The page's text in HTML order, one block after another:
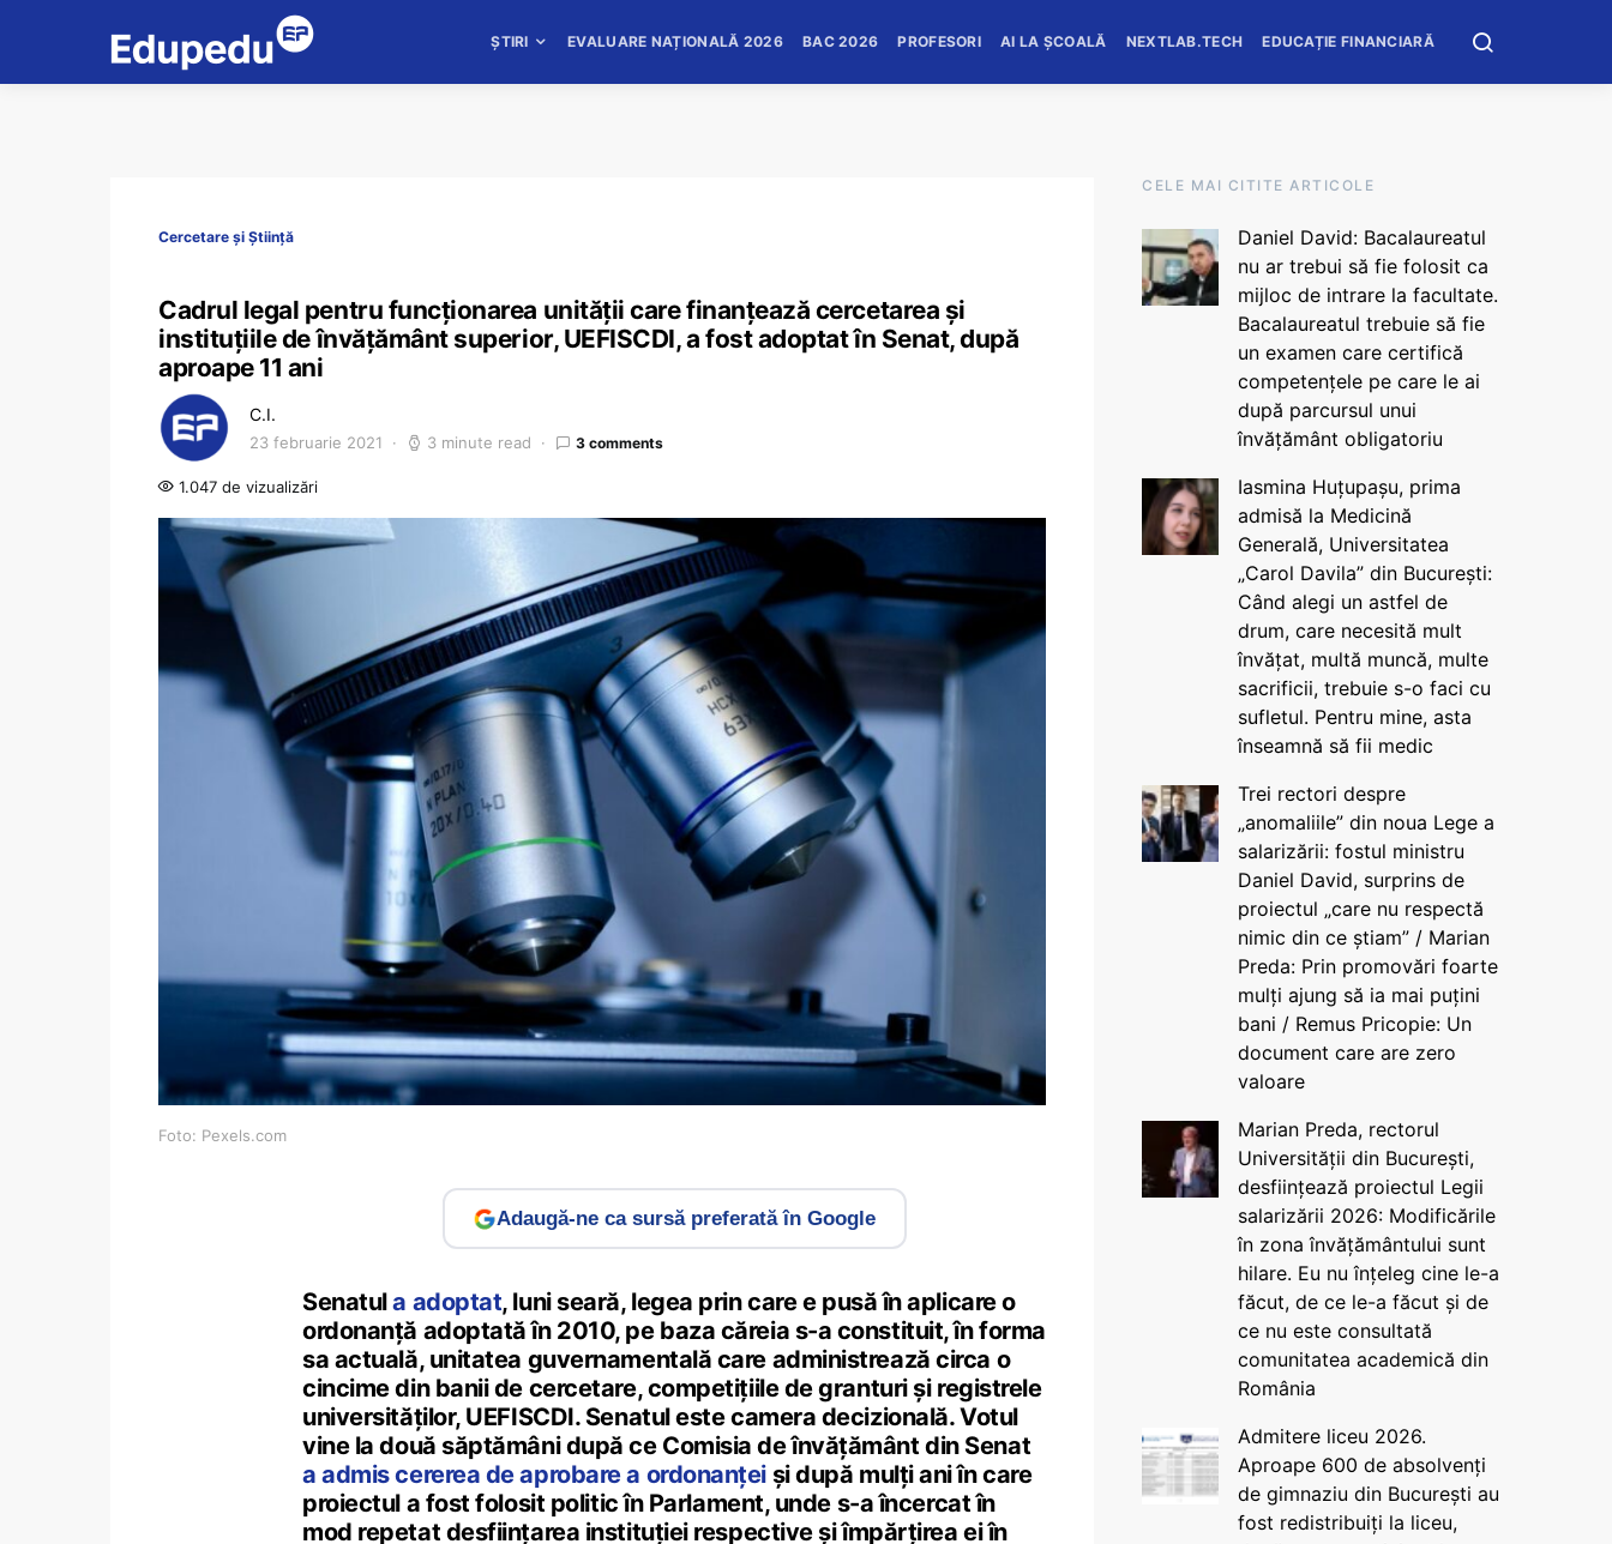
ȘTIRI EVALUARE NAȚIONALĂ 2026 BAC 2026 PROFESORI AI LA ȘCOALĂ NEXTLAB.TECH EDUCAȚIE FINANCIARĂ
Cercetare și Știință
Cadrul legal pentru funcționarea unității care finanțează cercetarea și
instituțiile de învățământ superior, UEFISCDI, a fost adoptat în Senat, după
aproape 11 ani
C.I.
23 februarie 2021 3 minute read 3 comments
1.047 de vizualizări
Foto: Pexels.com
Adaugă-ne ca sursă preferată în Google
Senatula adoptat, luni seară, legea prin care e pusă în aplicare o
ordonanță adoptată în 2010, pe baza căreia s-a constituit, în forma
sa actuală, unitatea guvernamentală care administrează circa o
cincime din banii de cercetare, competițiile de granturi și registrele
universităților, UEFISCDI. Senatul este camera decizională. Votul
vine la două săptămâni după ce Comisia de învățământ din Senat
a admis cererea de aprobare a ordonanței și după mulți ani în care
proiectul a fost folosit politic în Parlament, unde s-a încercat în
mod repetat desființarea instituției respective și împărțirea ei în
CELE MAI CITITE ARTICOLE
Daniel David: Bacalaureatul
nu ar trebui să fie folosit ca
mijloc de intrare la facultate.
Bacalaureatul trebuie să fie
un examen care certifică
competențele pe care le ai
după parcursul unui
învățământ obligatoriu
Iasmina Huțupașu, prima
admisă la Medicină
Generală, Universitatea
„Carol Davila” din București:
Când alegi un astfel de
drum, care necesită mult
învățat, multă muncă, multe
sacrificii, trebuie s-o faci cu
sufletul. Pentru mine, asta
înseamnă să fii medic
Trei rectori despre
„anomaliile” din noua Lege a
salarizării: fostul ministru
Daniel David, surprins de
proiectul „care nu respectă
nimic din ce știam” / Marian
Preda: Prin promovări foarte
mulți ajung să ia mai puțini
bani / Remus Pricopie: Un
document care are zero
valoare
Marian Preda, rectorul
Universității din București,
desființează proiectul Legii
salarizării 2026: Modificările
în zona învățământului sunt
hilare. Eu nu înțeleg cine le-a
făcut, de ce le-a făcut și de
ce nu este consultată
comunitatea academică din
România
Admitere liceu 2026.
Aproape 600 de absolvenți
de gimnaziu din București au
fost redistribuiți la liceu,